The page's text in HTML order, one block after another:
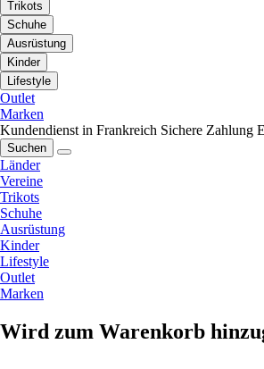
Trikots
Schuhe
Ausrüstung
Kinder
Lifestyle
Outlet
Marken
Kundendienst in Frankreich Sichere Zahlung
Suchen
Länder
Vereine
Trikots
Schuhe
Ausrüstung
Kinder
Lifestyle
Outlet
Marken
Wird zum Warenkorb